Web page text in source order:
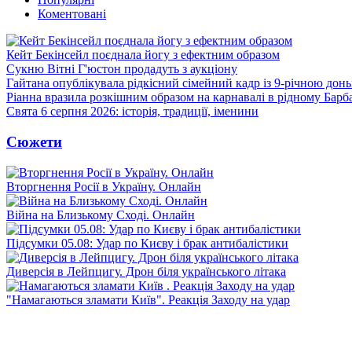
Коментовані
Кейт Бекінсейл поєднала йогу з ефектним образом
Сукню Вітні Г'юстон продадуть з аукціону
Гайтана опублікувала рідкісний сімейний кадр із 9-річною
Ріанна вразила розкішним образом на карнавалі в рідному
Свята 6 серпня 2026: історія, традиції, іменини
Сюжети
Вторгнення Росії в Україну. Онлайн
Війна на Близькому Сході. Онлайн
Підсумки 05.08: Удар по Києву і брак антибалістики
Диверсія в Лейпцигу. Дрон біля українського літака
"Намагаються зламати Київ". Реакція Заходу на удар